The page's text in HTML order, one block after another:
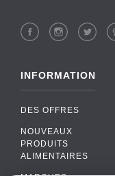
INFORMATION
DES OFFRES
NOUVEAUX
PRODUITS
ALIMENTAIRES